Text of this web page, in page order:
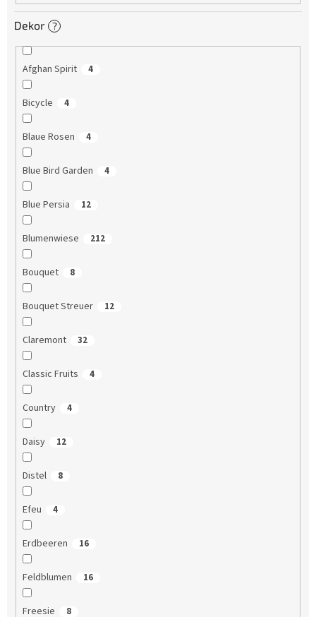
Dekor ?
Afghan Spirit 4
Bicycle 4
Blaue Rosen 4
Blue Bird Garden 4
Blue Persia 12
Blumenwiese 212
Bouquet 8
Bouquet Streuer 12
Claremont 32
Classic Fruits 4
Country 4
Daisy 12
Distel 8
Efeu 4
Erdbeeren 16
Feldblumen 16
Freesie 8